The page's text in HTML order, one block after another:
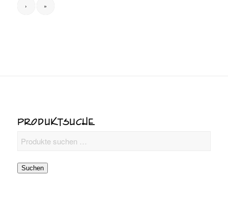
› »
PRODUKTSUCHE
Suchen